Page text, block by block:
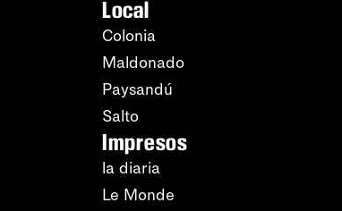
Local
Colonia
Maldonado
Paysandú
Salto
Impresos
la diaria
Le Monde